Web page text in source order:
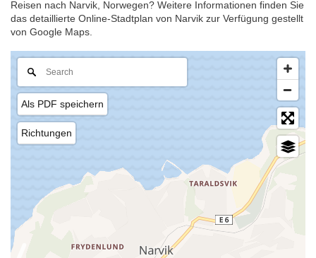
Reisen nach Narvik, Norwegen? Weitere Informationen finden Sie
das detaillierte Online-Stadtplan von Narvik zur Verfügung gestellt
von Google Maps.
Als PDF speichern
Richtungen